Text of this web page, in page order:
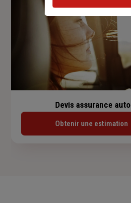
Devis assurance auto
Obtenir une estimation